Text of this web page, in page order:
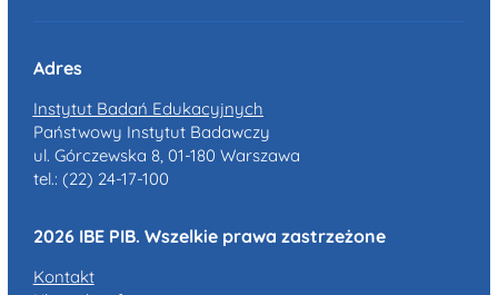
Adres
Instytut Badań Edukacyjnych
Państwowy Instytut Badawczy
ul. Górczewska 8, 01-180 Warszawa
tel.: (22) 24-17-100
2026 IBE PIB. Wszelkie prawa zastrzeżone
Kontakt